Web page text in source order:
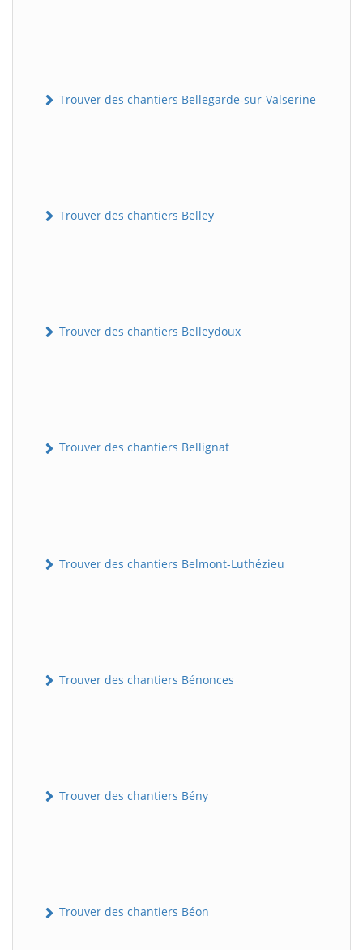
Trouver des chantiers Bellegarde-sur-Valserine
Trouver des chantiers Belley
Trouver des chantiers Belleydoux
Trouver des chantiers Bellignat
Trouver des chantiers Belmont-Luthézieu
Trouver des chantiers Bénonces
Trouver des chantiers Bény
Trouver des chantiers Béon